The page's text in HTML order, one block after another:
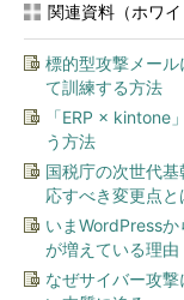
関連資料（ホワイ
標的型攻撃メール
て訓練する方法
「ERP × kintone
う方法
国税庁の次世代
応すべき変更点と
いまWordPress
が増えている理由
なぜサイバー攻